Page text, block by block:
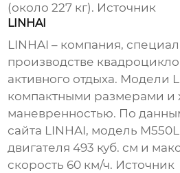
(около 227 кг). Источник
LINHAI
LINHAI – компания,
производстве
активного отдыха. Модели
компактными размерами и
маневренностью. По
сайта LINHAI, модель
двигателя 493 куб. см и
скорость 60 км/ч. Источник